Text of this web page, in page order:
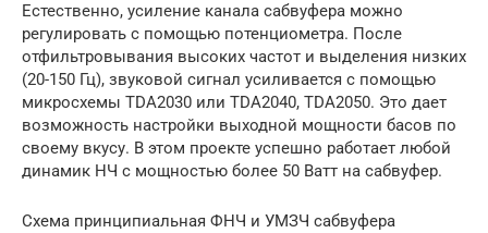
Естественно, усиление канала сабвуфера можно
регулировать с помощью потенциометра. После
отфильтровывания высоких частот и выделения низких
(20-150 Гц), звуковой сигнал усиливается с помощью
микросхемы TDA2030 или TDA2040, TDA2050. Это дает
возможность настройки выходной мощности басов по
своему вкусу. В этом проекте успешно работает любой
динамик НЧ с мощностью более 50 Ватт на сабвуфер.
Схема принципиальная ФНЧ и УМЗЧ сабвуфера